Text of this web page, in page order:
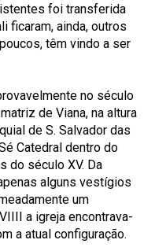
foi transferida
ficaram, ainda, outros
têm vindo a ser
no século
de Viana, na altura
de S. Salvador das
Catedral dentro do
do século XV. Da
alguns vestígios
um
a igreja encontrava-
a atual configuração.